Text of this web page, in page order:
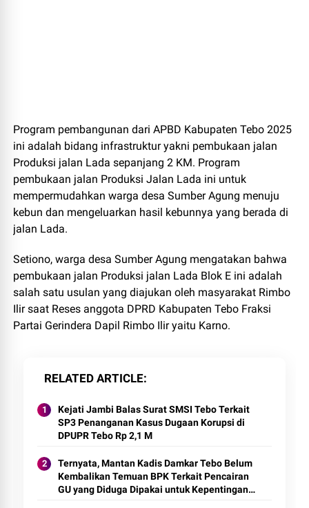
Program pembangunan dari APBD Kabupaten Tebo 2025
ini adalah bidang infrastruktur yakni pembukaan jalan
Produksi jalan Lada sepanjang 2 KM. Program
pembukaan jalan Produksi Jalan Lada ini untuk
mempermudahkan warga desa Sumber Agung menuju
kebun dan mengeluarkan hasil kebunnya yang berada di
jalan Lada.
Setiono, warga desa Sumber Agung mengatakan bahwa
pembukaan jalan Produksi jalan Lada Blok E ini adalah
salah satu usulan yang diajukan oleh masyarakat Rimbo
Ilir saat Reses anggota DPRD Kabupaten Tebo Fraksi
Partai Gerindera Dapil Rimbo Ilir yaitu Karno.
RELATED ARTICLE
Kejati Jambi Balas Surat SMSI Tebo Terkait
SP3 Penanganan Kasus Dugaan Korupsi di
DPUPR Tebo Rp 2,1 M
Ternyata, Mantan Kadis Damkar Tebo Belum
Kembalikan Temuan BPK Terkait Pencairan
GU yang Diduga Dipakai untuk Kepentingan